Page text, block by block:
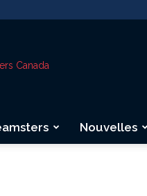
Nouvelles